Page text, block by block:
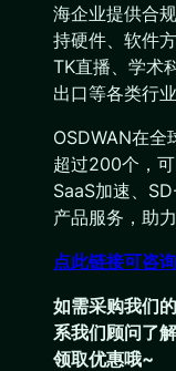
海企业提供合
持硬件、软件
TK直播、学术
出口等各类行业
OSDWAN在全
超过200个，可
SaaS加速、
产品服务，助
点此链接可咨
如需采购我们
系我们顾问了
领取优惠哦~